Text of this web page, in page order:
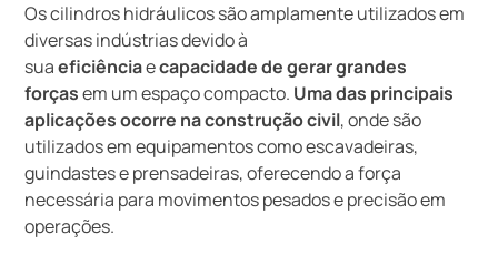
Os cilindros hidráulicos são amplamente utilizados em
diversas indústrias devido à
suaeficiênciaecapacidade de gerar grandes
forçasem um espaço compacto. Uma das principais
aplicações ocorre na construção civil, onde são
utilizados em equipamentos como escavadeiras,
guindastes e prensadeiras, oferecendo a força
necessária para movimentos pesados e precisão em
operações.